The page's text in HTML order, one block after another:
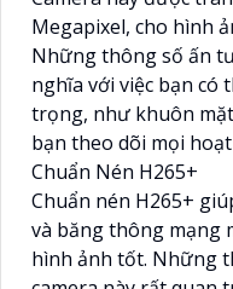
Megapixel, cho hình
Những thông số ấn
nghĩa với việc bạn có
trọng, như khuôn
bạn theo dõi mọi
Chuẩn Nén H265+
Chuẩn nén H265+
và băng thông mạng
hình ảnh tốt. Những